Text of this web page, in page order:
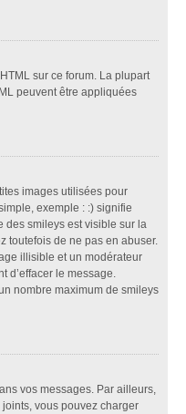
sur ce forum. La plupart
peuvent être appliquées
images utilisées pour
exemple : :) signifie
des smileys est visible sur la
toutefois de ne pas en abuser.
illisible et un modérateur
d’effacer le message.
nombre maximum de smileys
vos messages. Par ailleurs,
vous pouvez charger